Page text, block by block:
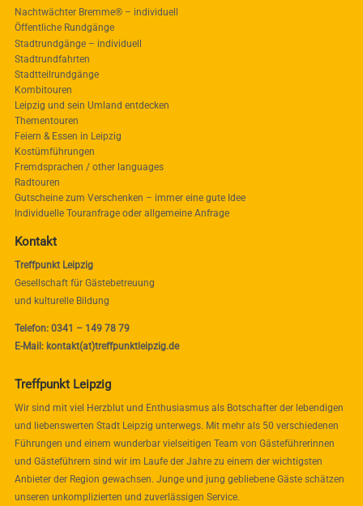
Nachtwächter Bremme® – individuell
Öffentliche Rundgänge
Stadtrundgänge – individuell
Stadtrundfahrten
Stadtteilrundgänge
Kombitouren
Leipzig und sein Umland entdecken
Thementouren
Feiern & Essen in Leipzig
Kostümführungen
Fremdsprachen / other languages
Radtouren
Gutscheine zum Verschenken – immer eine gute Idee
Individuelle Touranfrage oder allgemeine Anfrage
Kontakt
Treffpunkt Leipzig
Gesellschaft für Gästebetreuung
und kulturelle Bildung
Telefon: 0341 – 149 78 79
E-Mail: kontakt(at)treffpunktleipzig.de
Treffpunkt Leipzig
Wir sind mit viel Herzblut und Enthusiasmus als Botschafter der lebendigen
und liebenswerten Stadt Leipzig unterwegs. Mit mehr als 50 verschiedenen
Führungen und einem wunderbar vielseitigen Team von Gästeführerinnen
und Gästeführern sind wir im Laufe der Jahre zu einem der wichtigsten
Anbieter der Region gewachsen. Junge und jung gebliebene Gäste schätzen
unseren unkomplizierten und zuverlässigen Service.